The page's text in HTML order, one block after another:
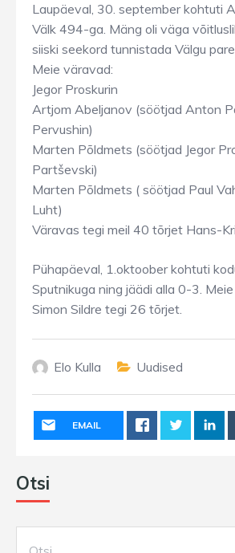
Laupäeval, 30. september kohtuti
Välk 494-ga. Mäng oli väga
siiski seekord tunnistada Välgu
Meie väravad:
Jegor Proskurin
Artjom Abeljanov (söötjad Anton
Pervushin)
Marten Põldmets (söötjad Jegor
Partševski)
Marten Põldmets ( söötjad Paul
Luht)
Väravas tegi meil 40 tõrjet Hans-
Pühapäeval, 1.oktoober kohtuti
Sputnikuga ning jäädi alla 0-3.
Simon Sildre tegi 26 tõrjet.
Elo Kulla Uudised
EMAIL
Otsi